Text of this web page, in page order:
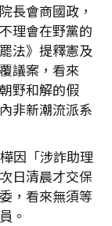
長會商國政，
理會在野黨的
法》提釋憲及
議案，看來
野和解的假
非新潮流派系
因「涉詐助理
日清晨才交保
，看來無須等
。